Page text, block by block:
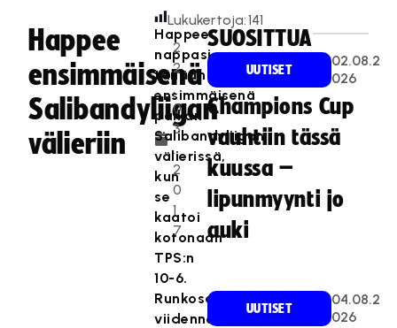
Happee
ensimmäisenä
Salibandyliigan
välieriin
2
2
.
0
3
.
2
0
1
7
Lukukertoja:141
Happee
nappasi
tänään
ensimmäisenä
paikan
Salibandyliigan
välierissä,
kun
se
kaatoi
kotonaan
TPS:n
10-6.
Runkosarjassa
viidenneksi
SUOSITTUA
UUTISET
02.08.2
026
Champions Cup
vauhtiin tässä
kuussa –
lipunmyynti jo
auki
UUTISET
04.08.2
026